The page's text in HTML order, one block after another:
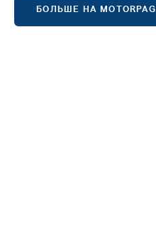
БОЛЬШЕ НА